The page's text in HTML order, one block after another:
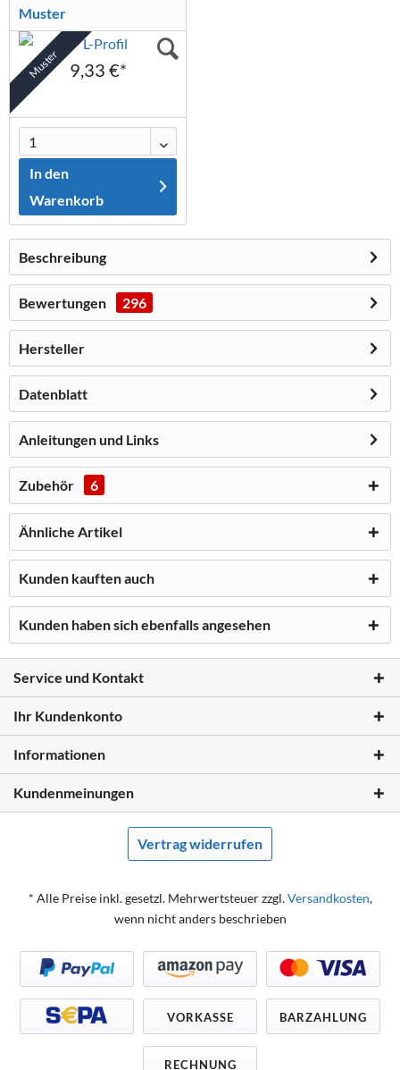
Muster
Muster 9,33 €*
In den
Warenkorb
Beschreibung
Bewertungen 296
Hersteller
Datenblatt
Anleitungen und Links
Zubehör 6
Ähnliche Artikel
Kunden kauften auch
Kunden haben sich ebenfalls angesehen
Service und Kontakt
Ihr Kundenkonto
Informationen
Kundenmeinungen
Vertrag widerrufen
* Alle Preise inkl. gesetzl. Mehrwertsteuer zzgl.Versandkosten,
wenn nicht anders beschrieben
VORKASSE BARZAHLUNG
RECHNUNG